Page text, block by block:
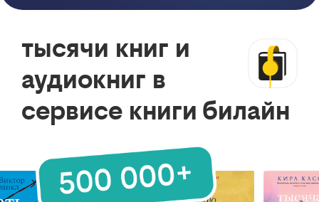
тысячи книг и
аудиокниг в
сервисе книги билайн